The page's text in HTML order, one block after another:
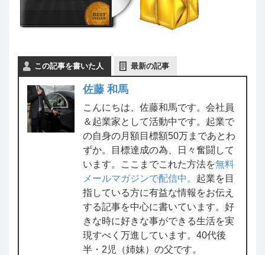
この記事を書いた人 最新の記事
佐藤 和馬
こんにちは、佐藤和馬です。会社員
＆起業家として活動中です。起業で
の自身の月額目標額50万まであとわ
ずか。目標達成の為、日々奮闘して
います。ここまでこれた方法を無料
メールマガジンで配信中。 起業を目
指している方に有益な情報をお伝え
する記事を中心に書いています。好
きな時に好きな事ができる生活を実
現すべく万進しています。40代後
半・2児（姉妹）の父です。